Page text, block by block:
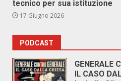
tecnico per sua istituzione
17 Giugno 2026
PODCAST
GENERALE
IL CASO